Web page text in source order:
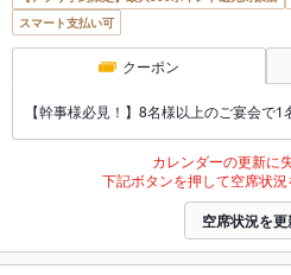
スマート支払い可
クーポン
【幹事様必見！】8名様以上のご宴会で1
カレンダーの更新に
下記ボタンを押して空席状況
空席状況を